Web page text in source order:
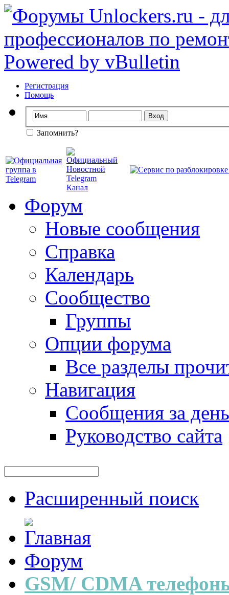
Регистрация
Помощь
Запомнить?
Форум
Новые сообщения
Справка
Календарь
Сообщество
Группы
Опции форума
Все разделы
Навигация
Сообщения за день
Руководство сайта
Расширенный поиск
Форум
GSM/ CDMA